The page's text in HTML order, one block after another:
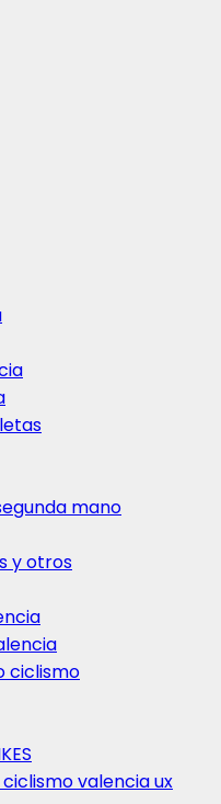
mano
y otros
ciclismo
valencia ux